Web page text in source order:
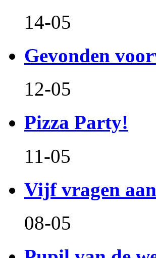
14-05
Gevonden
12-05
Pizza Party!
11-05
Vijf vragen
08-05